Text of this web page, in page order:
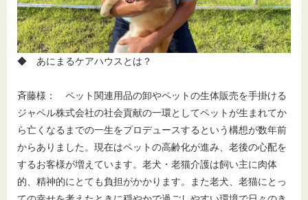
◆ あにまるケアハウスとは？
斉藤様： ペット関連用品の卸やペットの生体販売を手掛ける
ジャペル株式会社の社会貢献の一環としてペットが生まれてか
ら亡くなるまでの一生をプロデュースするという構想が数年前
からありました。現在はペットの高齢化が進み、老後の心配を
するお客様が増えています。老犬・老猫介護は飼い主に肉体
的、精神的にとても負担がかかります。また老犬、老猫にとっ